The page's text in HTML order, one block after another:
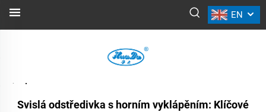
EN
NOVINKY
Svislá odstředivka s horním vyklápěním: Klíčové